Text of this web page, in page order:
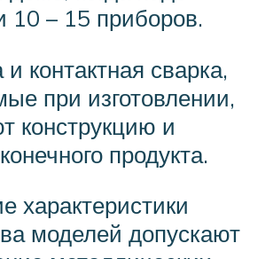
10 – 15 приборов.
контактная сварка,
при изготовлении,
конструкцию и
продукта.
характеристики
моделей допускают